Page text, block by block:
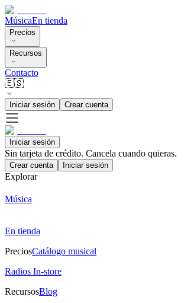
MúsicaEn tienda
Precios
Recursos
Contacto
🇪🇸
Iniciar sesión Crear cuenta
Iniciar sesión
Sin tarjeta de crédito. Cancela cuando quieras.
Crear cuenta Iniciar sesión
Explorar
Música
En tienda
PreciosCatálogo musical
Radios In-store
RecursosBlog